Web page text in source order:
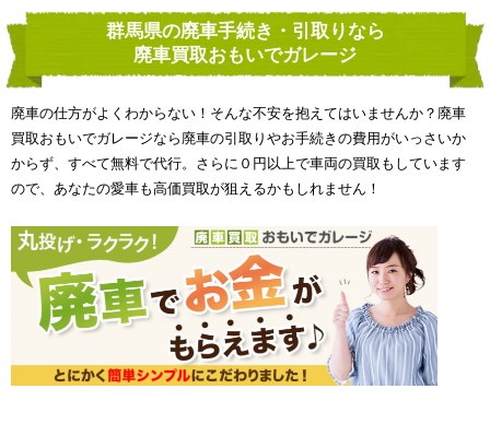
群馬県の廃車手続き・引取りなら
廃車買取おもいでガレージ
廃車の仕方がよくわからない！そんな不安を抱えてはいませんか？廃車
買取おもいでガレージなら廃車の引取りやお手続きの費用がいっさいか
からず、すべて無料で代行。さらに０円以上で車両の買取もしています
ので、あなたの愛車も高価買取が狙えるかもしれません！